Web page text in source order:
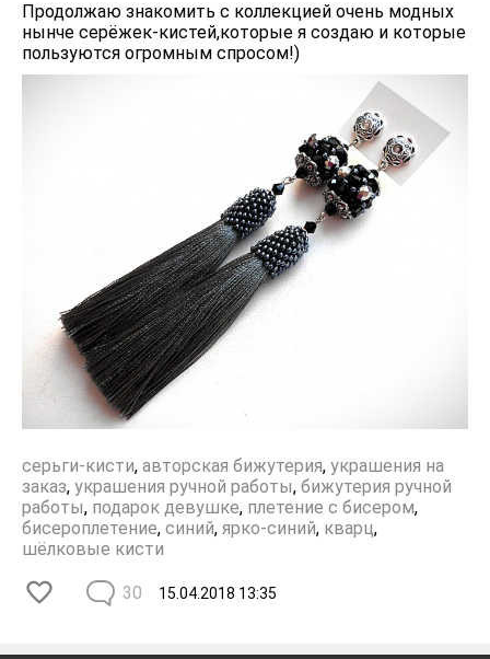
Продолжаю знакомить с коллекцией очень модных
нынче серёжек-кистей,которые я создаю и которые
пользуются огромным спросом!)
серьги-кисти, авторская бижутерия, украшения на
заказ, украшения ручной работы, бижутерия ручной
работы, подарок девушке, плетение с бисером,
бисероплетение, синий, ярко-синий, кварц,
шёлковые кисти
15.04.2018 13:35
30